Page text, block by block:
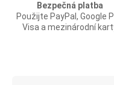
Bezpečná platba
Použijte PayPal, Google
Visa a mezinárodní